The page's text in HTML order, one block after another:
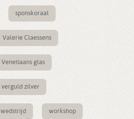
sponskoraal
Valerie Claessens
Venetiaans glas
verguld zilver
wedstrijd workshop